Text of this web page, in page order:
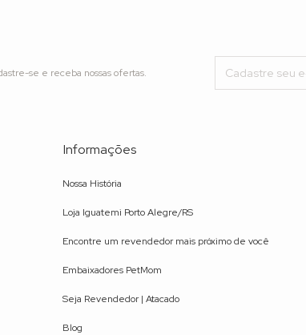
se e receba nossas ofertas.
Informações
Nossa História
Loja Iguatemi Porto Alegre/RS
Encontre um revendedor mais próximo de você
Embaixadores PetMom
Seja Revendedor | Atacado
Blog